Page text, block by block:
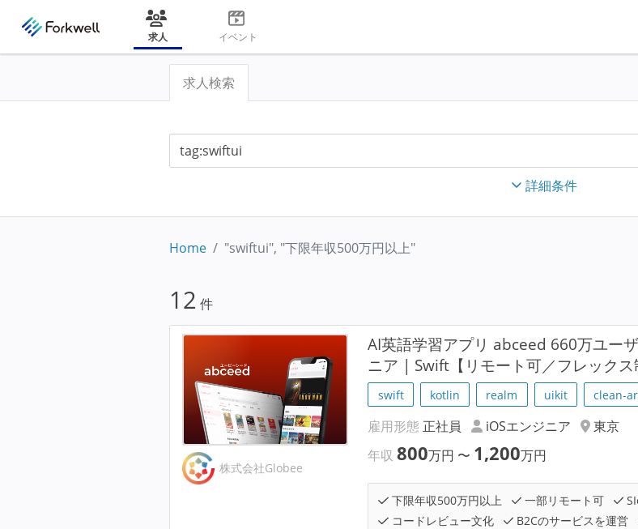
求人 イベント
求人検索
詳細条件
Home "swiftui", "下限年収500万円以上"
12 件
株式会社Globee
AI英語学習アプリ abceed 660万ユー
ニア | Swift【リモート可／フレックス
swift kotlin realm uikit clean-
雇用形態 正社員 iOSエンジニア
東京
年収800万円 〜 1,200万円
下限年収500万円以上 一部リモート可
コードレビュー文化
B2Cのサービスを運営